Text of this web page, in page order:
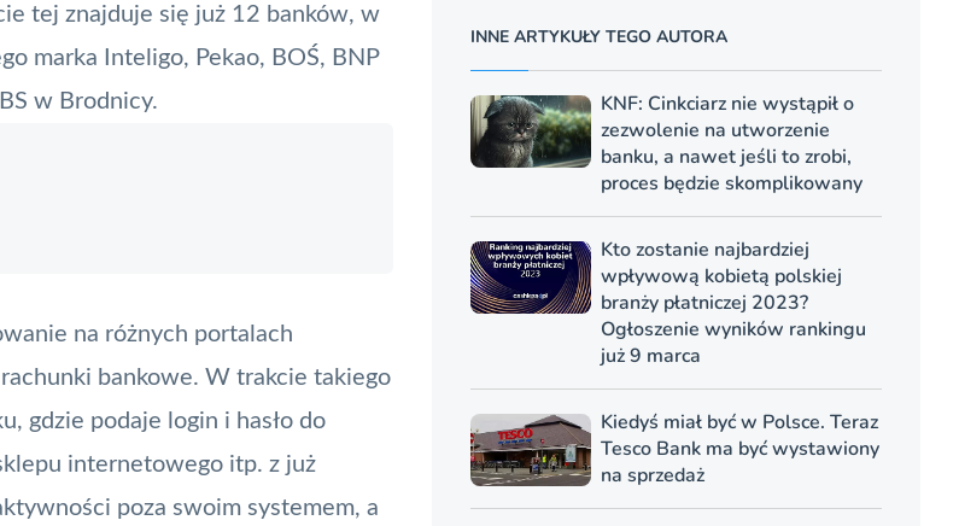
tej znajduje się już 12 banków, w
marka
Inteligo, Pekao, BOŚ, BNP
w Brodnicy.
na różnych portalach
bankowe. W trakcie takiego
gdzie podaje login i hasło do
internetowego itp. z już
poza swoim systemem, a
INNE ARTYKUŁY TEGO AUTORA
KNF: Cinkciarz nie wystąpił o
zezwolenie na utworzenie
banku, a nawet jeśli to zrobi,
proces będzie skomplikowany
Kto zostanie najbardziej
wpływową kobietą polskiej
branży płatniczej 2023?
Ogłoszenie wyników rankingu
już 9 marca
Kiedyś miał być w Polsce. Teraz
Tesco Bank ma być wystawiony
na sprzedaż